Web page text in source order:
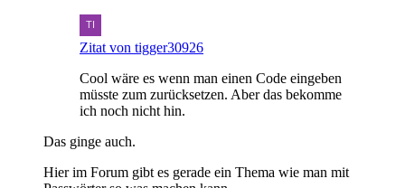
Zitat von tigger30926
Cool wäre es wenn man einen Code eingeben
müsste zum zurücksetzen. Aber das bekomme
ich noch nicht hin.
Das ginge auch.
Hier im Forum gibt es gerade ein Thema wie man mit